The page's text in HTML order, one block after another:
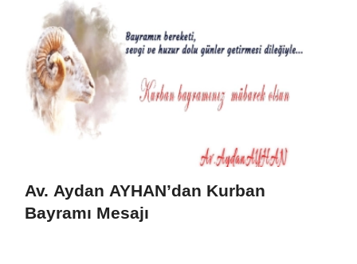
Av. Aydan AYHAN’dan Kurban
Bayramı Mesajı